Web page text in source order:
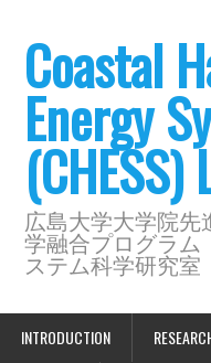
Coastal
Energy
(CHESS)
広島大学大学院
学融合プログラ
ステム科学研究室
INTRODUCTION